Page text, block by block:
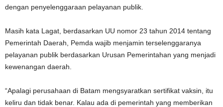
dengan penyelenggaraan pelayanan publik.
Masih kata Lagat, berdasarkan UU nomor 23 tahun 2014 tentang
Pemerintah Daerah, Pemda wajib menjamin terselenggaranya
pelayanan publik berdasarkan Urusan Pemerintahan yang menjadi
kewenangan daerah.
“Apalagi perusahaan di Batam mengsyaratkan sertifikat vaksin, itu
keliru dan tidak benar. Kalau ada di pemerintah yang memberikan